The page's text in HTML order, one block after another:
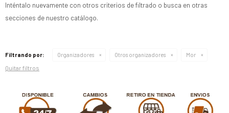
Inténtalo nuevamente con otros criterios de filtrado o busca en otras
secciones de nuestro catálogo.
Filtrando por: Organizadores Otros organizadores Mor
Quitar filtros